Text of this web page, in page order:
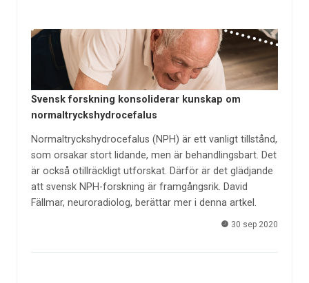
Svensk forskning konsoliderar kunskap om
normaltryckshydrocefalus
Normaltryckshydrocefalus (NPH) är ett vanligt tillstånd,
som orsakar stort lidande, men är behandlingsbart. Det
är också otillräckligt utforskat. Därför är det glädjande
att svensk NPH-forskning är framgångsrik. David
Fällmar, neuroradiolog, berättar mer i denna artkel.
30 sep 2020